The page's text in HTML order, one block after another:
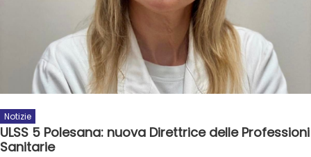
Notizie
ULSS 5 Polesana: nuova Direttrice delle Professioni
Sanitarie